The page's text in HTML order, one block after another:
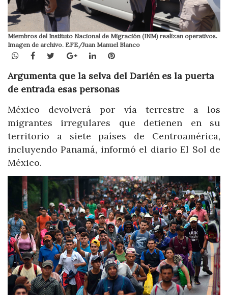
Miembros del Instituto Nacional de Migración (INM) realizan operativos.
Imagen de archivo. EFE/Juan Manuel Blanco
WhatsApp
Facebook
TwitterGoogle+LinkedInPinterest
Argumenta que la selva del Darién es la puerta
de entrada esas personas
México devolverá por vía terrestre a los
migrantes irregulares que detienen en su
territorio a siete países de Centroamérica,
incluyendo Panamá, informó el diario El Sol de
México.